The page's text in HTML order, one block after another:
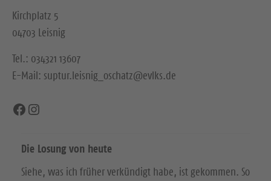
Kirchplatz 5
04703 Leisnig
Tel.: 034321 13607
E-Mail: suptur.leisnig_oschatz@evlks.de
Facebook
Instagram
Die Losung von heute
Siehe, was ich früher verkündigt habe, ist gekommen. So